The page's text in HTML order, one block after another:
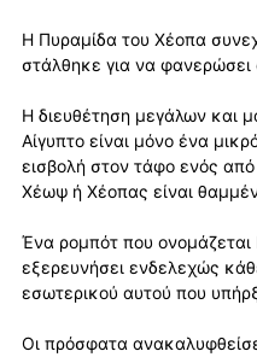
Η Πυραμίδα του Χέοπα
στάλθηκε για να φανερώσει
Η διευθέτηση μεγάλων και
Αίγυπτο είναι μόνο ένα
εισβολή στον τάφο ενός
Χέωψ ή Χέοπας είναι
Ένα ρομπότ που ονομάζεται
εξερευνήσει ενδελεχώς
εσωτερικού αυτού που
Οι πρόσφατα